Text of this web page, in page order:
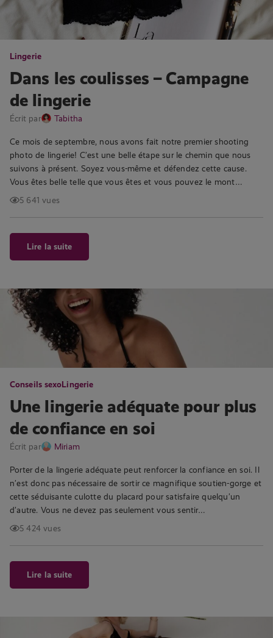
Lingerie
Dans les coulisses – Campagne
de lingerie
Écrit par Tabitha
Ce mois de septembre, nous avons fait notre premier shooting
photo de lingerie! C’est une belle étape sur le chemin que nous
suivons à présent. Soyez vous-même et défendez cette cause.
Vous êtes belle telle que vous êtes et vous pouvez le mont…
5 641 vues
Lire la suite
Conseils sexoLingerie
Une lingerie adéquate pour plus
de confiance en soi
Écrit par Miriam
Porter de la lingerie adéquate peut renforcer la confiance en soi. Il
n’est donc pas nécessaire de sortir ce magnifique soutien-gorge et
cette séduisante culotte du placard pour satisfaire quelqu’un
d’autre. Vous ne devez pas seulement vous sentir…
5 424 vues
Lire la suite